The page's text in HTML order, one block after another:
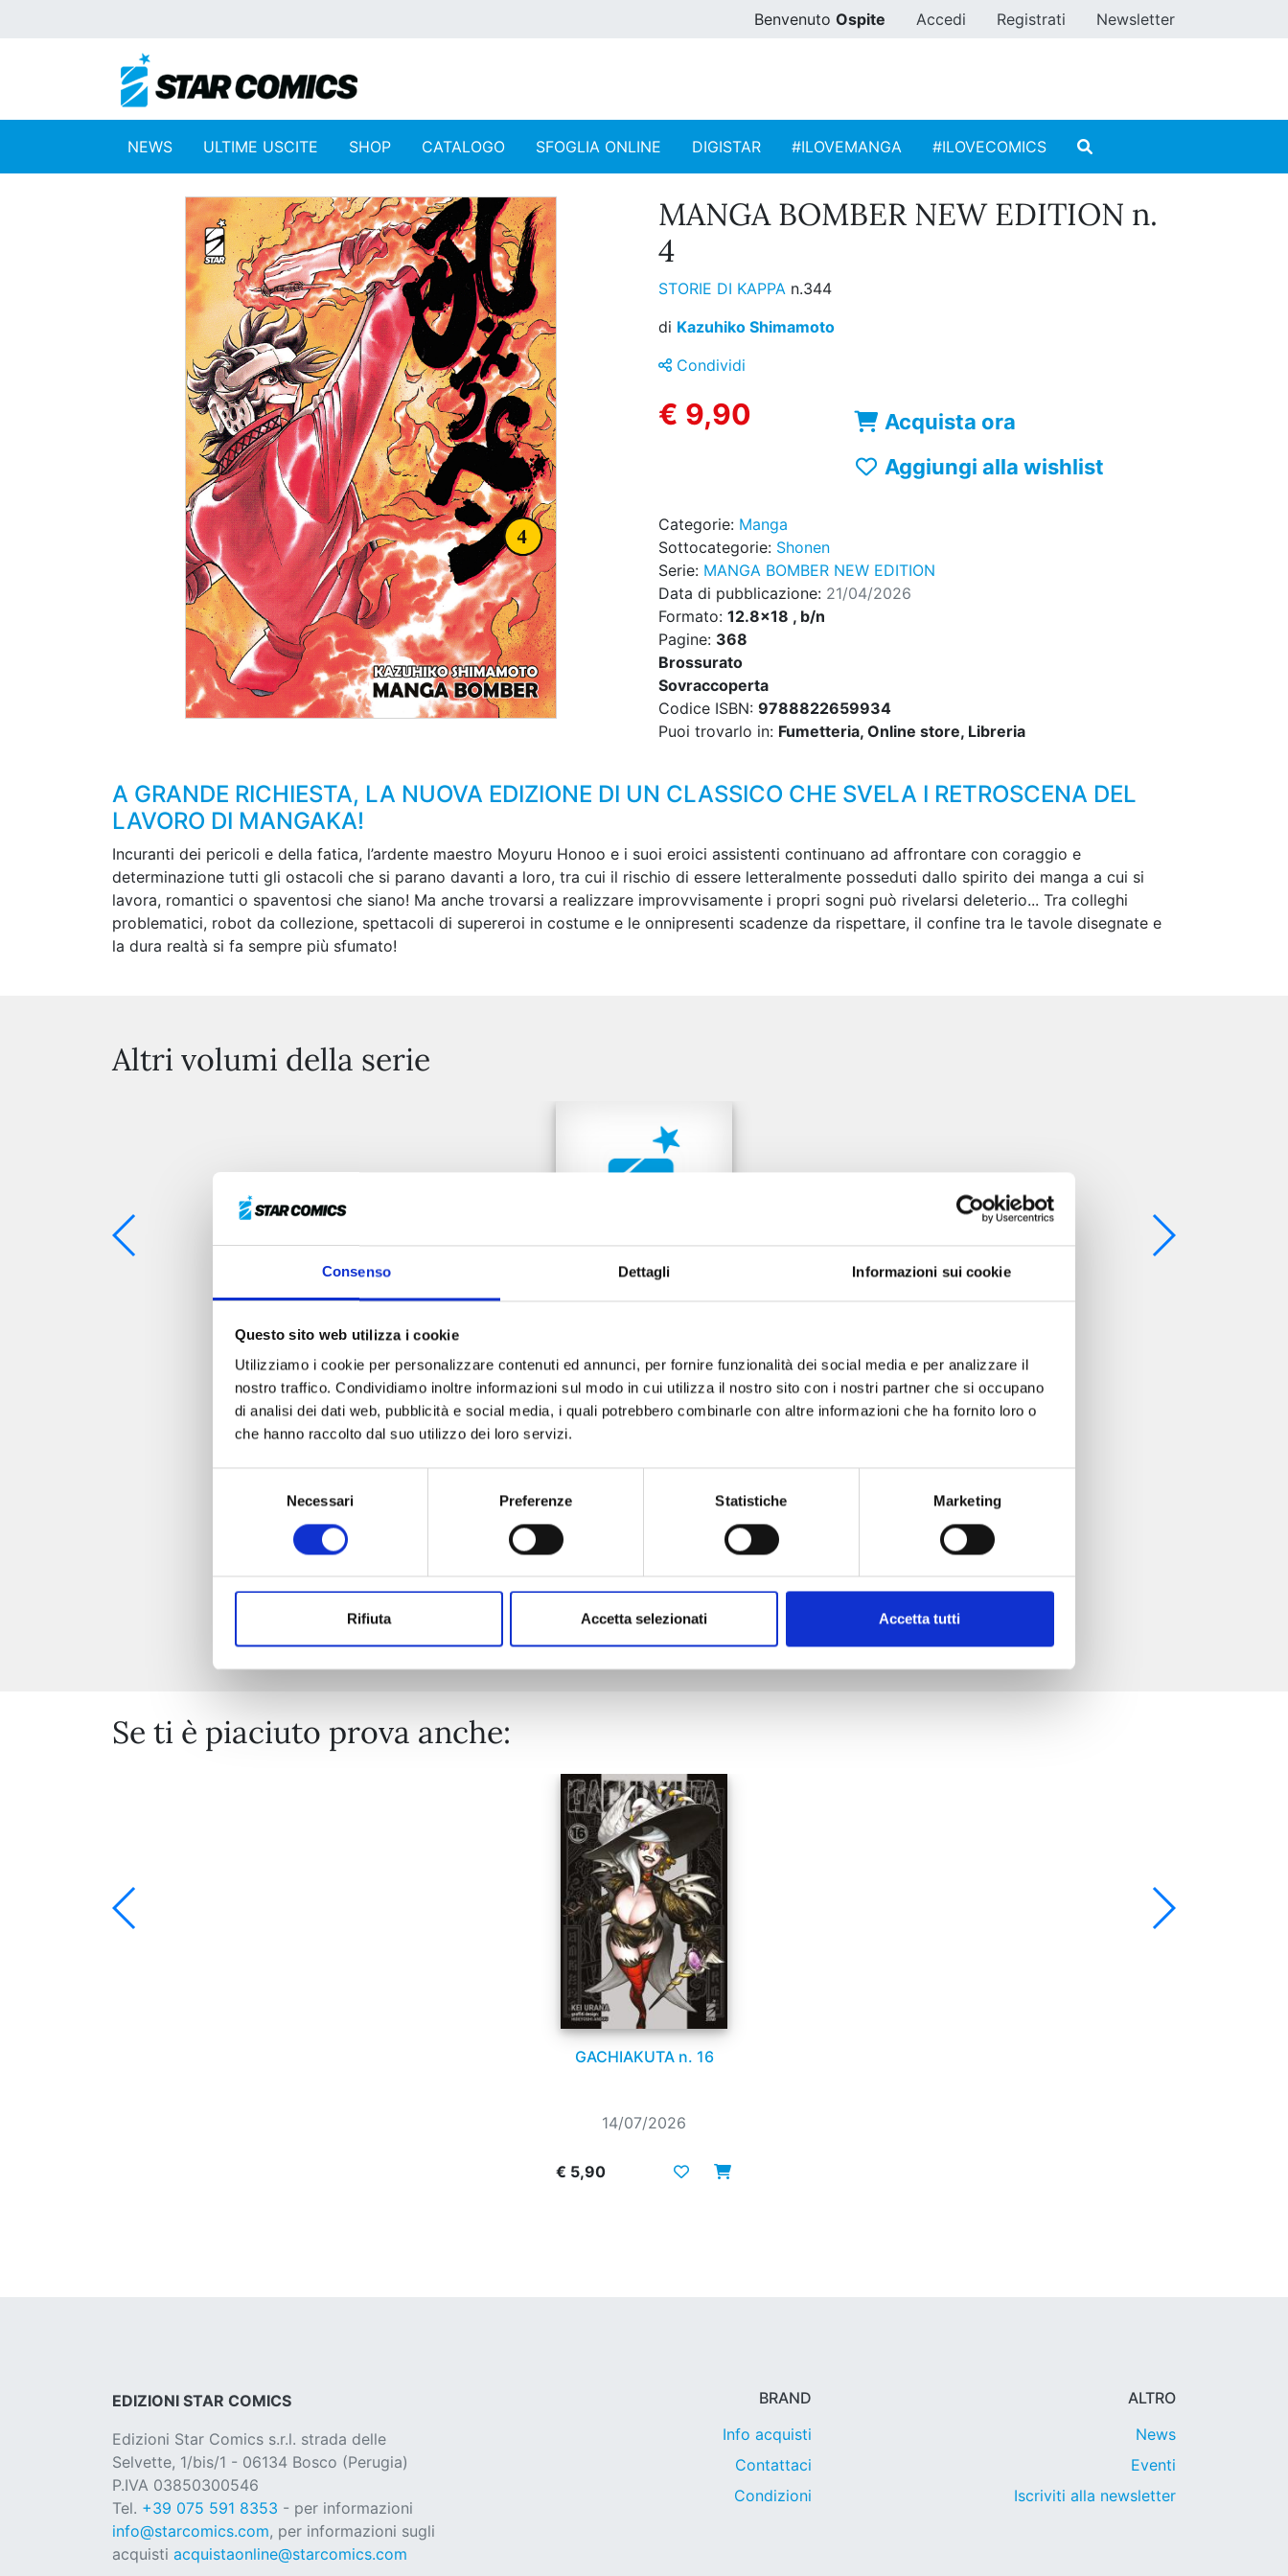
Consenso Dettagli Informazioni sui cookie
Questo sito web utilizza i cookie
Utilizziamo i cookie per personalizzare contenuti ed annunci, per fornire funzionalità dei social media e per analizzare il
nostro traffico. Condividiamo inoltre informazioni sul modo in cui utilizza il nostro sito con i nostri partner che si occupano
di analisi dei dati web, pubblicità e social media, i quali potrebbero combinarle con altre informazioni che ha fornito loro o
che hanno raccolto dal suo utilizzo dei loro servizi.
Necessari Preferenze Statistiche Marketing
Rifiuta Accetta selezionati Accetta tutti
Benvenuto Ospite Accedi Registrati Newsletter
NEWS ULTIME USCITE SHOP CATALOGO SFOGLIA ONLINE DIGISTAR #ILOVEMANGA #ILOVECOMICS
MANGA BOMBER NEW EDITION n.
4
STORIE DI KAPPA n.344
di Kazuhiko Shimamoto
Condividi
€ 9,90
Acquista ora
Aggiungi alla wishlist
Categorie: Manga
Sottocategorie: Shonen
Serie: MANGA BOMBER NEW EDITION
Data di pubblicazione: 21/04/2026
Formato: 12.8x18 , b/n
Pagine: 368
Brossurato
Sovraccoperta
Codice ISBN: 9788822659934
Puoi trovarlo in: Fumetteria, Online store, Libreria
A GRANDE RICHIESTA, LA NUOVA EDIZIONE DI UN CLASSICO CHE SVELA I RETROSCENA DEL
LAVORO DI MANGAKA!
Incuranti dei pericoli e della fatica, l’ardente maestro Moyuru Honoo e i suoi eroici assistenti continuano ad affrontare con coraggio e
determinazione tutti gli ostacoli che si parano davanti a loro, tra cui il rischio di essere letteralmente posseduti dallo spirito dei manga a cui si
lavora, romantici o spaventosi che siano! Ma anche trovarsi a realizzare improvvisamente i propri sogni può rivelarsi deleterio... Tra colleghi
problematici, robot da collezione, spettacoli di supereroi in costume e le onnipresenti scadenze da rispettare, il confine tra le tavole disegnate e
la dura realtà si fa sempre più sfumato!
Altri volumi della serie
MANGA BOMBER NEW EDITION n. 7
€ 9,90
Mostra tutto
Se ti è piaciuto prova anche:
GACHIAKUTA n. 16
14/07/2026
€ 5,90
EDIZIONI STAR COMICS
Edizioni Star Comics s.r.l. strada delle
Selvette, 1/bis/1 - 06134 Bosco (Perugia)
P.IVA 03850300546
Tel. +39 075 591 8353 - per informazioni
info@starcomics.com, per informazioni sugli
acquisti acquistaonline@starcomics.com
BRAND
Info acquisti
Contattaci
Condizioni
ALTRO
News
Eventi
Iscriviti alla newsletter